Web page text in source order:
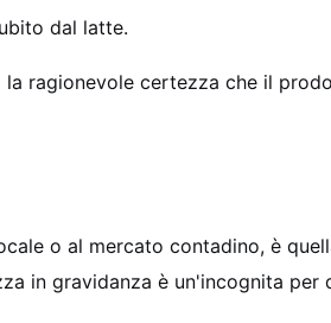
dal latte.
ragionevole certezza che il
o al mercato contadino, è
in gravidanza è un'incognita per